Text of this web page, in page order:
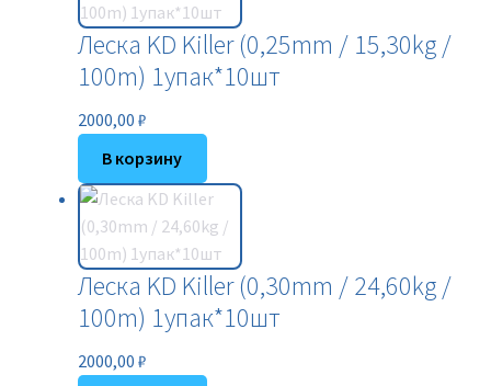
Леска KD Killer (0,25mm / 15,30kg /
100m) 1упак*10шт
2000,00 ₽
В корзину
Леска KD Killer (0,30mm / 24,60kg /
100m) 1упак*10шт
2000,00 ₽